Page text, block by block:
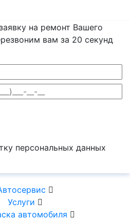
на ремонт Вашего
вам за 20 секунд
персональных данных
Услуги
автомобиля